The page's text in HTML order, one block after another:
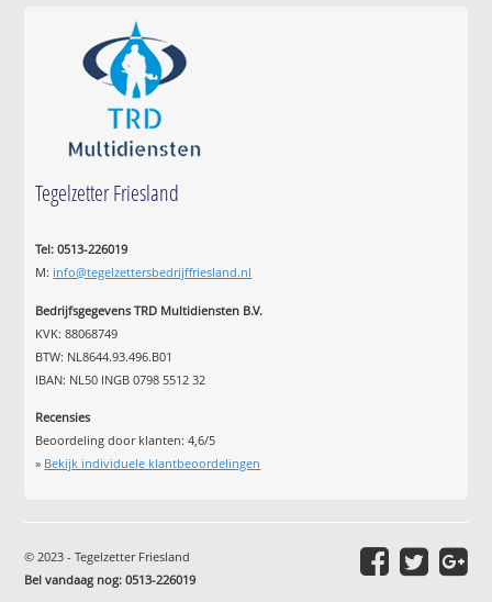
Tegelzetter Friesland
Tel: 0513-226019
M: info@tegelzettersbedrijffriesland.nl
Bedrijfsgegevens TRD Multidiensten B.V.
KVK: 88068749
BTW: NL8644.93.496.B01
IBAN: NL50 INGB 0798 5512 32
Recensies
Beoordeling door klanten:4,6/5
» Bekijk individuele klantbeoordelingen
© 2023 - Tegelzetter Friesland
Bel vandaag nog: 0513-226019